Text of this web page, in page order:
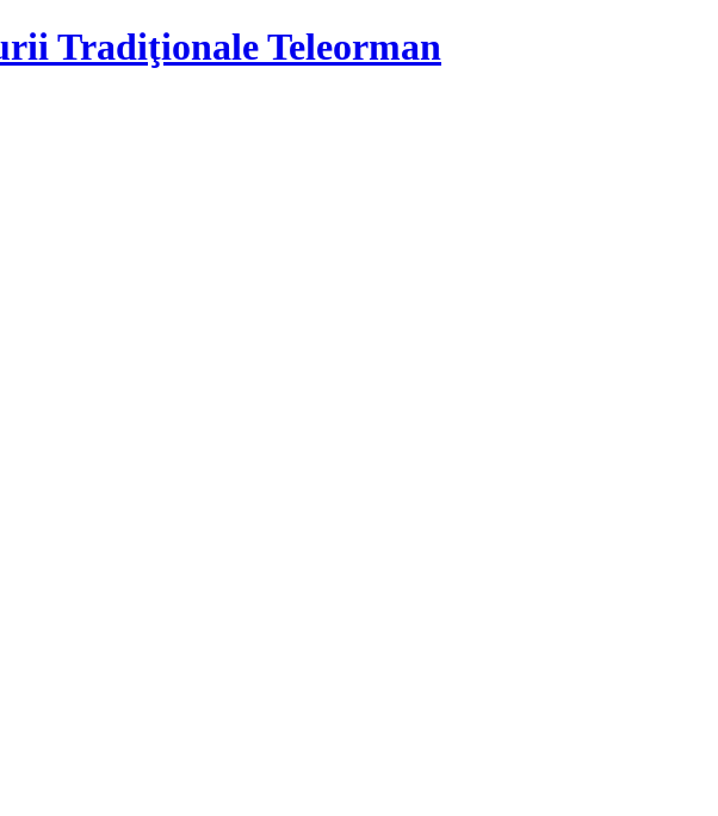
Tradiţionale Teleorman